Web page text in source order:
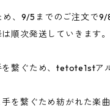
、9/5までのご注文で9/
順次発送していきます。
繋ぐため、tetote1stア
を繋ぐため紡がれた楽曲